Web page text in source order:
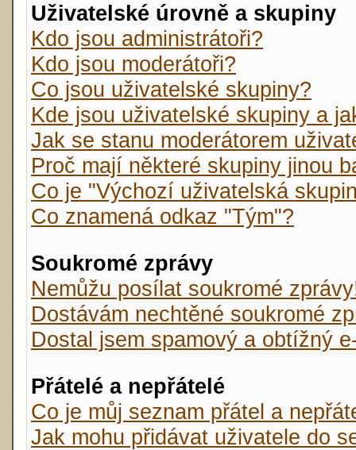
Uživatelské úrovně a skupiny
Kdo jsou administrátoři?
Kdo jsou moderátoři?
Co jsou uživatelské skupiny?
Kde jsou uživatelské skupiny a
Jak se stanu moderátorem
Proč mají některé skupiny jinou
Co je "Výchozí uživatelská
Co znamená odkaz "Tým"?
Soukromé zprávy
Nemůžu posílat soukromé
Dostávám nechtěné soukromé
Dostal jsem spamový a obtížný
Přátelé a nepřátelé
Co je můj seznam přátel a
Jak mohu přidávat uživatele do